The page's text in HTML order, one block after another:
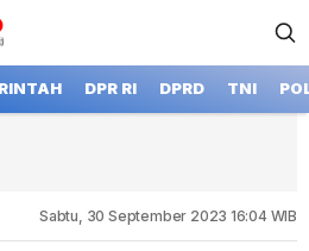
DPR RI DPRD TNI
Sabtu, 30 September 2023 16:04 WIB